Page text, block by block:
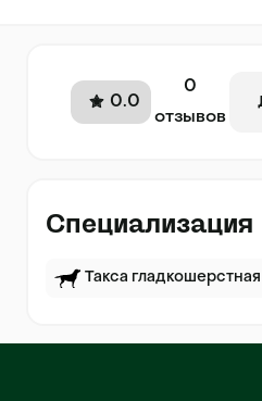
0.0
0
отзывов
Специализация
Такса